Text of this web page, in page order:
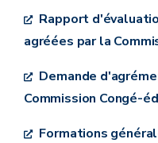
section 6 – Octroi
dans le cadre de
redressement du
dispositions
Arrêté royal du
Rapport
agréées par la
Demande
Commission Congé-
Formations